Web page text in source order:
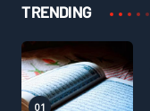
TRENDING